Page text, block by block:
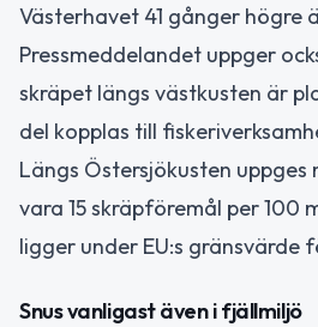
Västerhavet 41 gånger högre
Pressmeddelandet uppger
skräpet längs västkusten är
del kopplas till
Längs Östersjökusten
vara 15 skräpföremål per 100
ligger under EU:s gränsvärde
Snus vanligast även i fjällmiljö